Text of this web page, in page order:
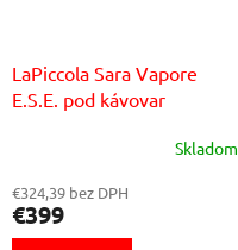
LaPiccola Sara Vapore
E.S.E. pod kávovar
Skladom
€324,39 bez DPH
€399